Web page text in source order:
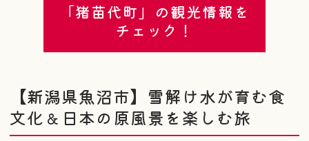
「猪苗代町」の観光情報を
チェック！
【新潟県魚沼市】雪解け水が育む食
文化＆日本の原風景を楽しむ旅